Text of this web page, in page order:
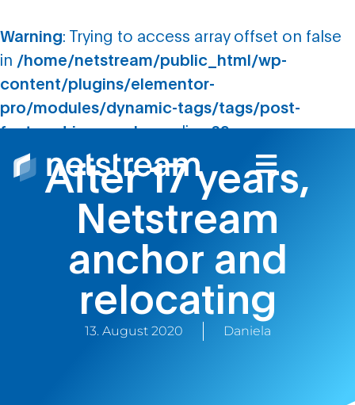
Warning: Trying to access array offset on false
in /home/netstream/public_html/wp-
content/plugins/elementor-
pro/modules/dynamic-tags/tags/post-
featured-image.phpon line39
After 17 years,
Netstream
anchor and
relocating
13. August 2020 Daniela